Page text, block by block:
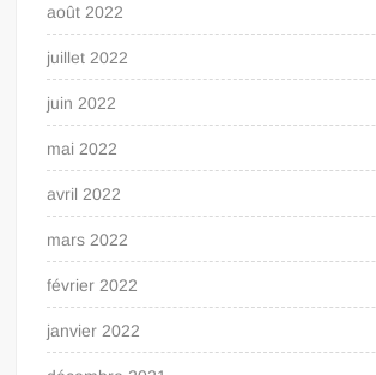
août 2022
juillet 2022
juin 2022
mai 2022
avril 2022
mars 2022
février 2022
janvier 2022